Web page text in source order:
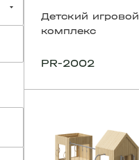
Детский игровой
комплекс
PR-2002